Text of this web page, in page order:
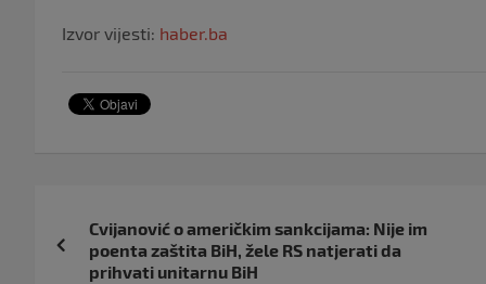
Izvor vijesti: haber.ba
objava
Cvijanović o američkim sankcijama: Nije im
poenta zaštita BiH, žele RS natjerati da
prihvati unitarnu BiH